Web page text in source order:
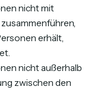
nicht mit
erhält,
nicht außerhalb
zwischen den